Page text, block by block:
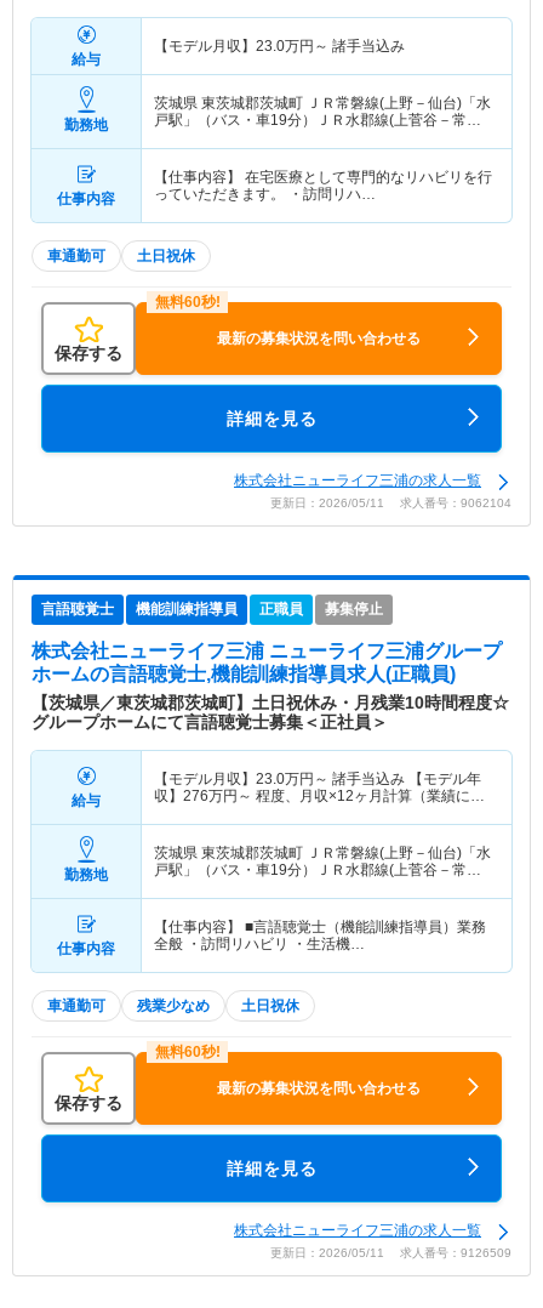
給与
【モデル月収】 23.0万円～ 諸手当込み
勤務地
茨城県 東茨城郡茨城町 ＪＲ常磐線(上野－仙台)「水
戸駅」（バス・車19分）ＪＲ水郡線(上菅谷－常陸
仕事内容
【仕事内容】 在宅医療として専門的なリハビリを行
っていただきます。 ・訪問リハ…
車通勤可 土日祝休
保存する
最新の募集状況を問い合わせる
詳細を見る
株式会社ニューライフ三浦の求人一覧
更新日：2026/05/11 求人番号：9062104
言語聴覚士 機能訓練指導員 正職員 募集停止
株式会社ニューライフ三浦 ニューライフ三浦グループ
ホームの言語聴覚士,機能訓練指導員求人(正職員)
【茨城県／東茨城郡茨城町】土日祝休み・月残業10時間程度☆
グループホームにて言語聴覚士募集＜正社員＞
給与
【モデル月収】 23.0万円～ 諸手当込み 【モデル年
収】 276万円～ 程度、月収×12ヶ月計算（業績によ
勤務地
茨城県 東茨城郡茨城町 ＪＲ常磐線(上野－仙台)「水
戸駅」（バス・車19分）ＪＲ水郡線(上菅谷－常陸
仕事内容
【仕事内容】 ■言語聴覚士（機能訓練指導員）業務
全般 ・訪問リハビリ ・生活機…
車通勤可 残業少なめ 土日祝休
保存する
最新の募集状況を問い合わせる
詳細を見る
株式会社ニューライフ三浦の求人一覧
更新日：2026/05/11 求人番号：9126509